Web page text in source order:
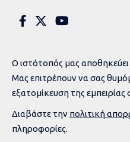
Μαρινάκη
Απίστευτες σκηνές στη Βουλή με
ΣΥΝΤΑΚΤΙΚΉ ΟΜΆΔΑ